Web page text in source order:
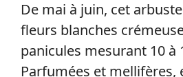
De mai à juin, cet
fleurs blanches
panicules mesurant 10 à
Parfumées et mellifères,